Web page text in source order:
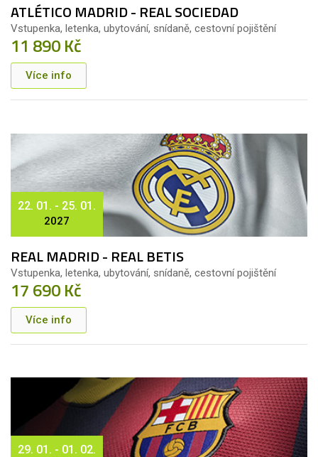
ATLÉTICO MADRID - REAL SOCIEDAD
Vstupenka, letenka, ubytování, snídaně, cestovní pojištění
11 890 Kč
Více info
22. 01. - 25. 01.
2027
REAL MADRID - REAL BETIS
Vstupenka, letenka, ubytování, snídaně, cestovní pojištění
17 690 Kč
Více info
29. 01. - 01. 02.